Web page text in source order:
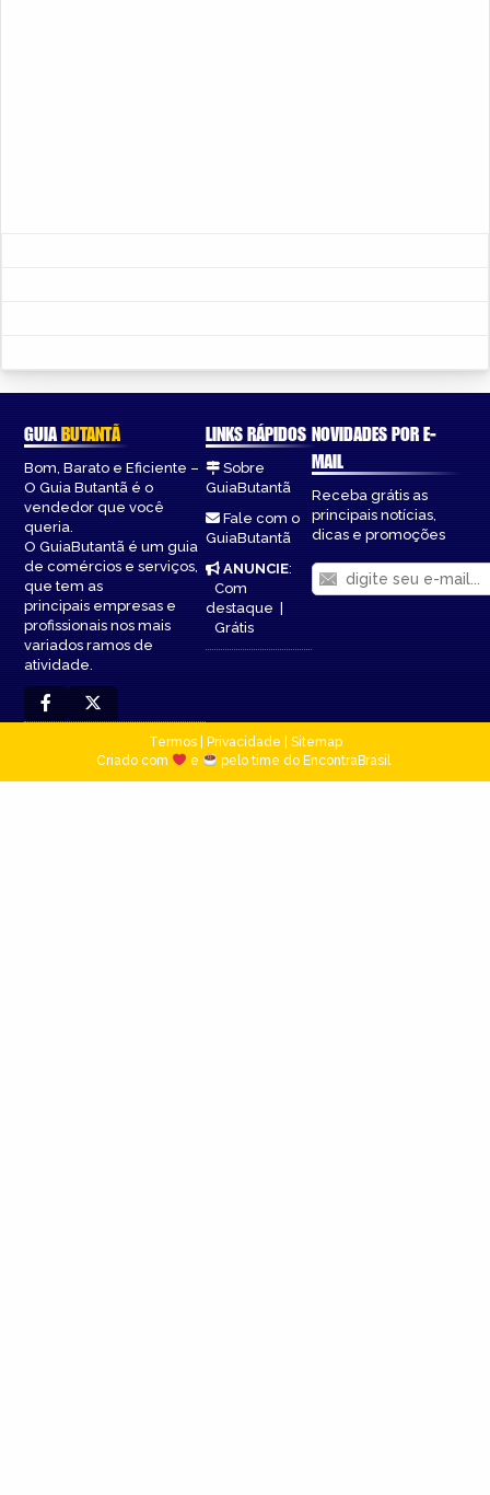
GUIABUTANTÃ
Bom, Barato e Eficiente –
O Guia Butantã é o
vendedor que você
queria.
O GuiaButantã é um guia
de comércios e serviços,
que tem as
principais empresas e
profissionais nos mais
variados ramos de
atividade.
LINKS RÁPIDOS
Sobre
GuiaButantã
Fale com o
GuiaButantã
ANUNCIE:
Com
destaque|
Grátis
NOVIDADES POR E-
MAIL
Receba grátis as
principais notícias,
dicas e promoções
Termos| Privacidade
Sitemap
Criado com
e pelo time do EncontraBrasil